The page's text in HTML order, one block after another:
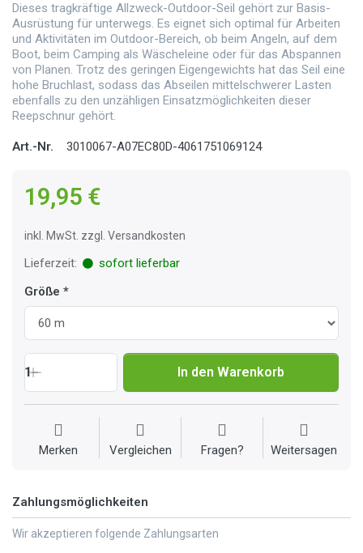
Dieses tragkräftige Allzweck-Outdoor-Seil gehört zur Basis-
Ausrüstung für unterwegs. Es eignet sich optimal für Arbeiten
und Aktivitäten im Outdoor-Bereich, ob beim Angeln, auf dem
Boot, beim Camping als Wäscheleine oder für das Abspannen
von Planen. Trotz des geringen Eigengewichts hat das Seil eine
hohe Bruchlast, sodass das Abseilen mittelschwerer Lasten
ebenfalls zu den unzähligen Einsatzmöglichkeiten dieser
Reepschnur gehört.
Art.-Nr. 3010067-A07EC80D-4061751069124
19,95 €
inkl. MwSt. zzgl. Versandkosten
Lieferzeit:
sofort lieferbar
Größe
1 In den Warenkorb
Merken Vergleichen Fragen? Weitersagen
Zahlungsmöglichkeiten
Wir akzeptieren folgende Zahlungsarten